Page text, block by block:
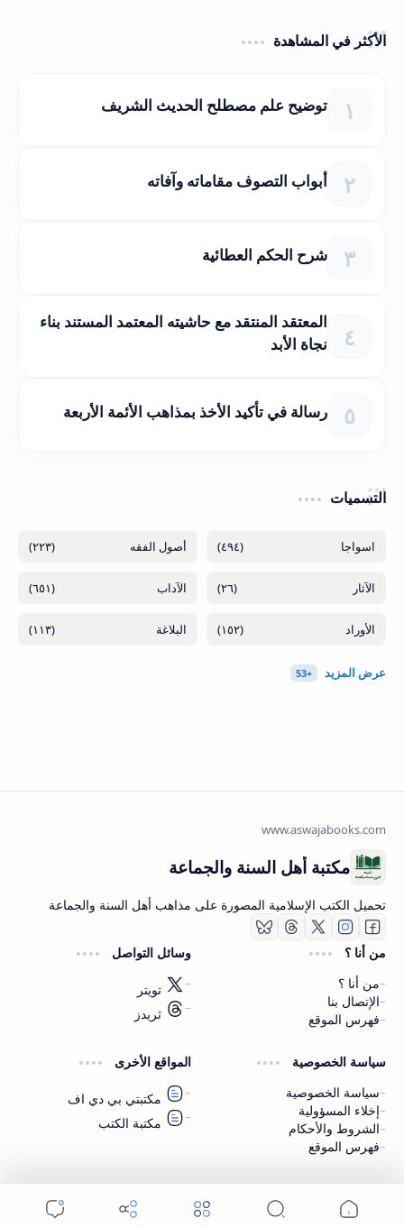
الأكثر في المشاهدة
توضيح علم مصطلح الحديث الشريف
أبواب التصوف مقاماته وآفاته
شرح الحكم العطائية
المعتقد المنتقد مع حاشيته المعتمد المستند بناء
نجاة الأبد
رسالة في تأكيد الأخذ بمذاهب الأئمة الأربعة
التسميات
(٤٩٤) (٢٢٣)
(٢٦) (٦٥١)
(١٥٢) (١١٣)
اشترك الآن
اشترك في قناتنا على تليجرام
مكتبة أهل السنة والجماعة
تحميل الكتب الإسلامية المصورة على مذاهب أهل السنة والجماعة
من أنا ؟
من أنا ؟
الإتصال بنا
فهرس الموقع
وسائل التواصل
تويتر
ثريدز
سياسة الخصوصية
سياسة الخصوصية
إخلاء المسؤولية
الشروط والأحكام
فهرس الموقع
المواقع الأخرى
مكتبتي بي دي اف
مكتبة الكتب